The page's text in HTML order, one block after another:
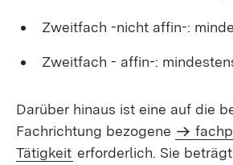
Zweitfach -nicht affin-:
Zweitfach - affin-:
Darüber hinaus ist eine auf die
Fachrichtung bezogene
Tätigkeit erforderlich. Sie